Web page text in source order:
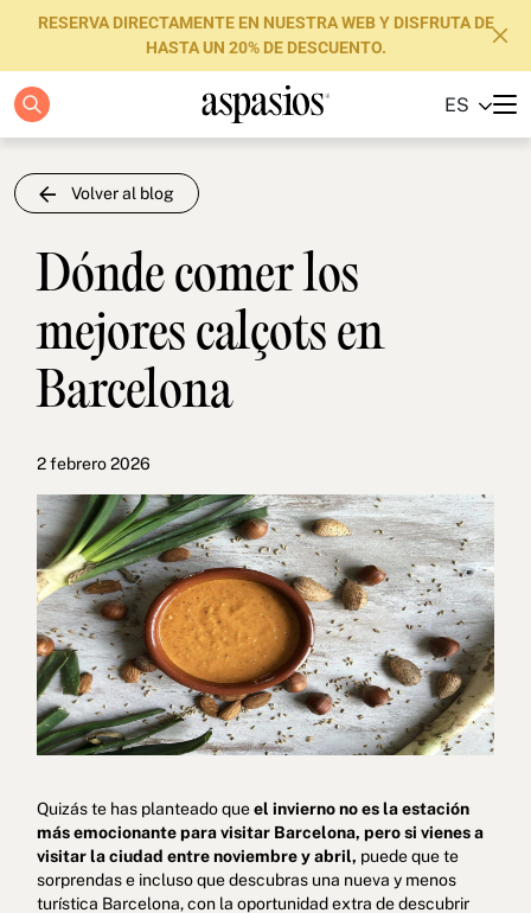
RESERVA DIRECTAMENTE EN NUESTRA WEB Y DISFRUTA DE
HASTA UN 20% DE DESCUENTO.
ES
Apartamentos
Boutique Hotels
Sobre nosotros
Blog
Inversores
Contacto
Política de cookies Política de privacidad
Política de privacidad en redes sociales Aviso legal
Términos y condiciones Canal de denuncias
Libro de reclamaciones de Oporto
Dónde comer los
mejores calçots en
Barcelona
2 febrero 2026
Quizás te has planteado queel invierno no es la estación
más emocionante para visitar Barcelona, pero si vienes a
visitar la ciudad entre noviembre y abril, puede que te
sorprendas e incluso que descubras una nueva y menos
turística Barcelona, con la oportunidad extra de descubrir
Volver al blog